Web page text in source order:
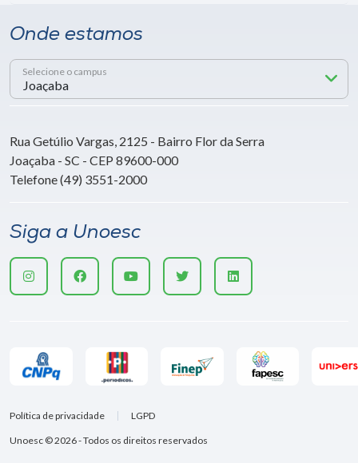
Onde estamos
Selecione o campus
Rua Getúlio Vargas, 2125 - Bairro Flor da Serra
Joaçaba - SC - CEP 89600-000
Telefone (49) 3551-2000
Siga a Unoesc
Unoesc © 2026 - Todos os direitos reservados
Política de privacidade LGPD